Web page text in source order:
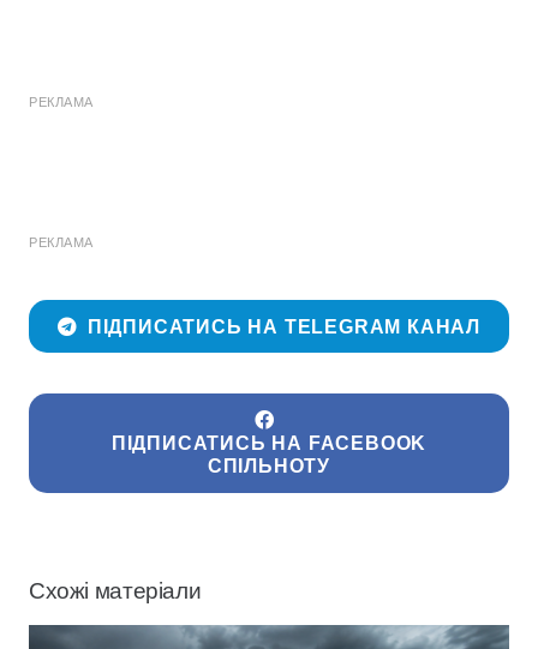
РЕКЛАМА
РЕКЛАМА
ПІДПИСАТИСЬ НА TELEGRAM КАНАЛ
ПІДПИСАТИСЬ НА FACEBOOK
СПІЛЬНОТУ
Схожі матеріали